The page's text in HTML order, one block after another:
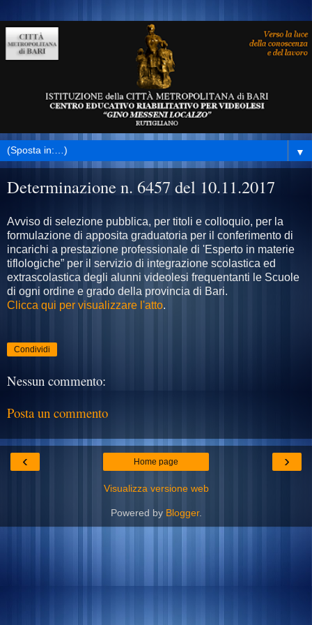
▼
Determinazione n. 6457 del 10.11.2017
Avviso di selezione pubblica, per titoli e colloquio, per la
formulazione di apposita graduatoria per il conferimento di
incarichi a prestazione professionale di 'Esperto in materie
tiflologiche” per il servizio di integrazione scolastica ed
extrascolastica degli alunni videolesi frequentanti le Scuole
di ogni ordine e grado della provincia di Bari.
Clicca qui per visualizzare l'atto.
Condividi
Nessun commento:
Posta un commento
‹ ›
Home page
Visualizza versione web
Powered by Blogger.